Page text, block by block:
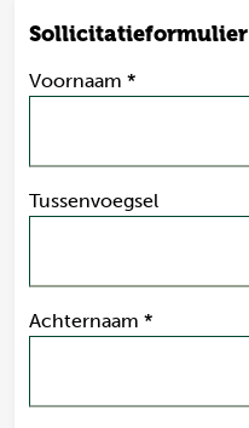
Sollicitatieformulier
Voornaam *
Tussenvoegsel
Achternaam *